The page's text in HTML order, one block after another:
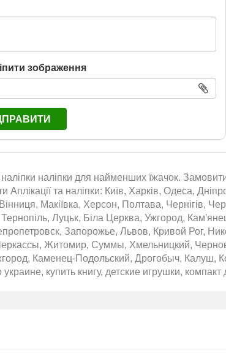
зображення
наліпки наліпки для найменших їжачок.
Аплікації та наліпки: Київ, Харків, Одеса,
Макіївка, Херсон, Полтава, Чернігів,
Тернопіль, Луцьк, Біла Церква, Ужгород,
Запорожье, Львов, Кривой Рог,
Житомир, Суммы, Хмельницкий,
Каменец-Подольский, Дрогобыч, Калуш,
купить книгу, детские игрушки, компакт